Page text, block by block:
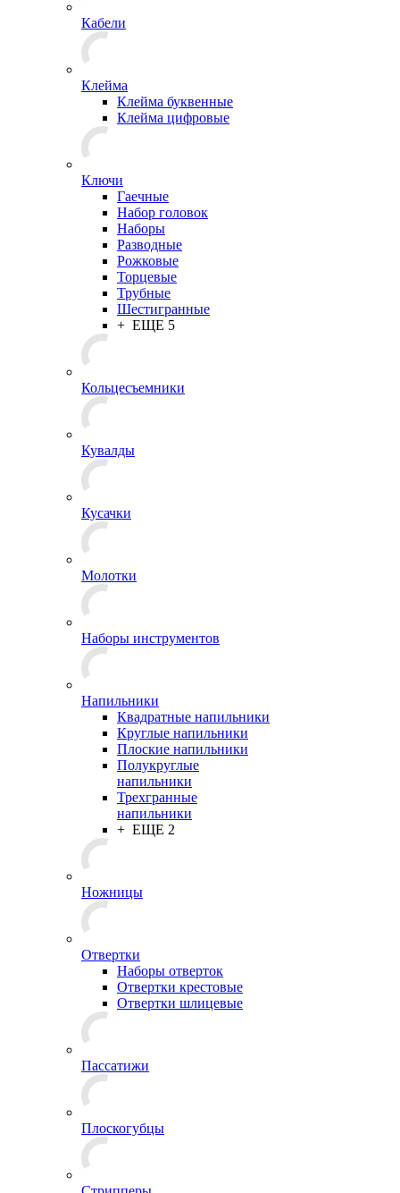
Кабели
Клейма
Клейма буквенные
Клейма цифровые
Ключи
Гаечные
Набор головок
Наборы
Разводные
Рожковые
Торцевые
Трубные
Шестигранные
+ ЕЩЕ 5
Кольцесъемники
Кувалды
Кусачки
Молотки
Наборы инструментов
Напильники
Квадратные напильники
Круглые напильники
Плоские напильники
Полукруглые
напильники
Трехгранные
напильники
+ ЕЩЕ 2
Ножницы
Отвертки
Наборы отверток
Отвертки крестовые
Отвертки шлицевые
Пассатижи
Плоскогубцы